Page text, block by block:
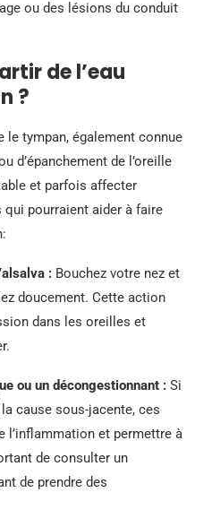
ou des lésions du conduit
de l’eau
?
le tympan, également connue
d’épanchement de l’oreille
et parfois affecter
qui pourraient aider à faire
: Bouchez votre nez et
doucement. Cette action
dans les oreilles et
ou un décongestionnant : Si
cause sous-jacente, ces
l’inflammation et permettre à
de consulter un
de prendre des